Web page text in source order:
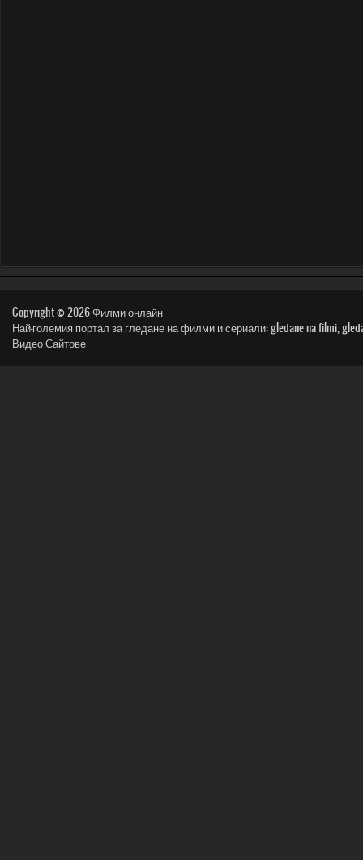
Copyright © 2026Филми онлайн
Най-големия портал за гледане на филми и сериали: gledane na filmi,
Видео Сайтове